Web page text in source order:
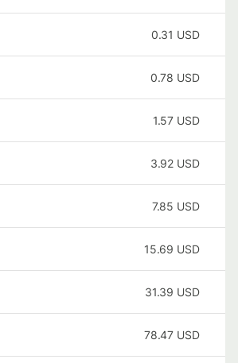
0.31 USD
0.78 USD
1.57 USD
3.92 USD
7.85 USD
15.69 USD
31.39 USD
78.47 USD